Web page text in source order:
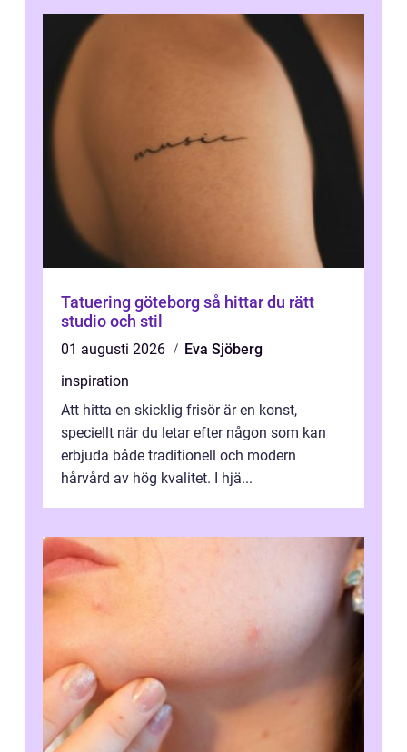
Tatuering göteborg så hittar du rätt
studio och stil
01 augusti 2026
Eva Sjöberg
inspiration
Att hitta en skicklig frisör är en konst,
speciellt när du letar efter någon som kan
erbjuda både traditionell och modern
hårvård av hög kvalitet. I hjä...